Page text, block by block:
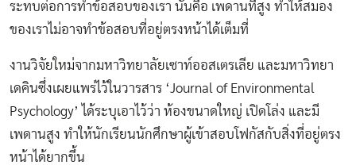
ระทบต่อการทำข้อสอบของเรา นั่นคือ เพดานที่สูง ทำให้สมอง
ของเราไม่อาจทำข้อสอบที่อยู่ตรงหน้าได้เต็มที่
งานวิจัยใหม่จากมหาวิทยาลัยเซาท์ออสเตรเลีย และมหาวิทยา
เดคินซึ่งเผยแพร่ไว้ในวารสาร ‘Journal of Environmental
Psychology’ ได้ระบุเอาไว้ว่า ห้องขนาดใหญ่ เปิดโล่ง และมี
เพดานสูง ทำให้นักเรียนนักศึกษาผู้เข้าสอบโฟกัสกับสิ่งที่อยู่ตรง
หน้าได้ยากขึ้น